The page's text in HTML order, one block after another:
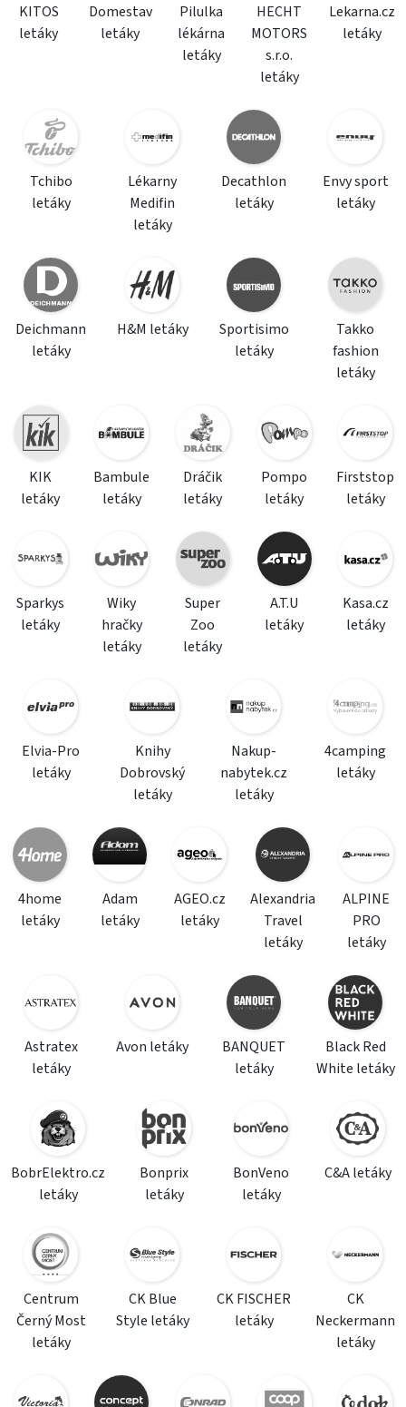
KITOS
letáky
Domestav
letáky
Pilulka
lékárna
letáky
HECHT
MOTORS
s.r.o.
letáky
Lekarna.cz
letáky
Tchibo
letáky
Lékarny
Medifin
letáky
Decathlon
letáky
Envy sport
letáky
Deichmann
letáky
H&M letáky
Sportisimo
letáky
Takko
fashion
letáky
KIK
letáky
Bambule
letáky
Dráčik
letáky
Pompo
letáky
Firststop
letáky
Sparkys
letáky
Wiky
hračky
letáky
Super
Zoo
letáky
A.T.U
letáky
Kasa.cz
letáky
Elvia-Pro
letáky
Knihy
Dobrovský
letáky
Nakup-
nabytek.cz
letáky
4camping
letáky
4home
letáky
Adam
letáky
AGEO.cz
letáky
Alexandria
Travel
letáky
ALPINE
PRO
letáky
Astratex
letáky
Avon letáky
BANQUET
letáky
Black Red
White letáky
BobrElektro.cz
letáky
Bonprix
letáky
BonVeno
letáky
C&A letáky
Centrum
Černý Most
letáky
CK Blue
Style letáky
CK FISCHER
letáky
CK
Neckermann
letáky